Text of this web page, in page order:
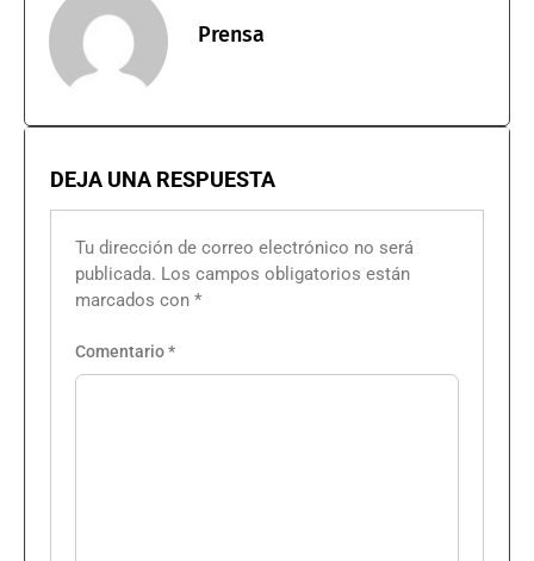
Prensa
DEJA UNA RESPUESTA
Tu dirección de correo electrónico no será
publicada. Los campos obligatorios están
marcados con *
Comentario*